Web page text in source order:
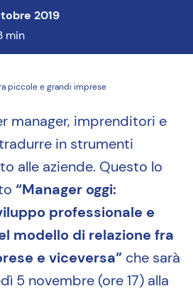
2019
min
piccole e grandi imprese
manager, imprenditori e
in strumenti
alle aziende. Questo lo
“Manager oggi:
professionale e
modello di relazione fra
e viceversa” che sarà
5 novembre (ore 17) alla